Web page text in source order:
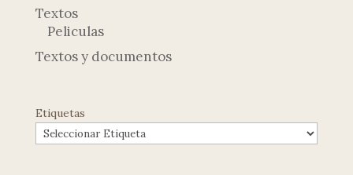
Textos
Peliculas
Textos y documentos
Etiquetas